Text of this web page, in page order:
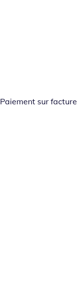
Paiement sur facture